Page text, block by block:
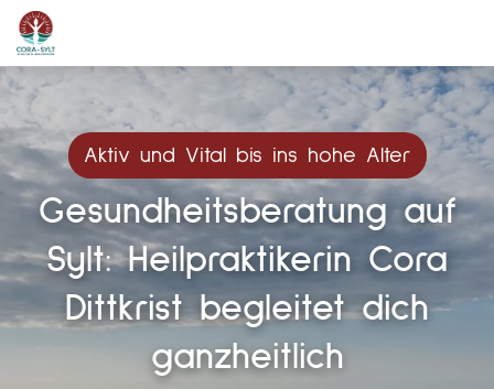
Aktiv und Vital bis ins hohe Alter
Gesundheitsberatung auf
Sylt: Heilpraktikerin Cora
Dittkrist begleitet dich
ganzheitlich